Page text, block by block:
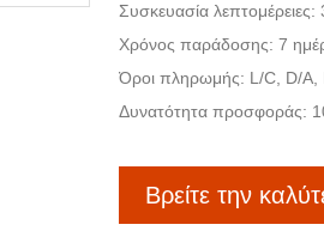
Συσκευασία
Χρόνος παράδοσης: 7
Όροι πληρωμής: L/C, D/A,
Δυνατότητα προσφοράς:
Βρείτε την